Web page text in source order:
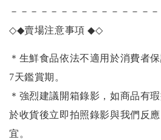
－－－－－－－－－－－－－－
◇◆賣場注意事項◆◇
＊生鮮食品依法不適用於消費者
7天鑑賞期。
＊強烈建議開箱錄影，如商品有
於收貨後立即拍照錄影與我們反
宜。